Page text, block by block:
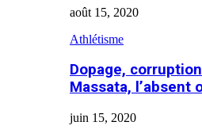
août 15, 2020
Athlétisme
Dopage,
Massata, l’absent
juin 15, 2020